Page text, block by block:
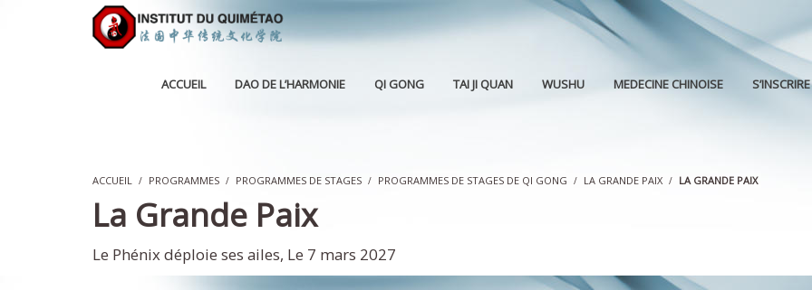
ACCUEIL DAO DE L’HARMONIE QI GONG TAI JI QUAN WUSHU MEDECINE CHINOISE S’INSCRIRE
ACCUEIL PROGRAMMES PROGRAMMES DE STAGES PROGRAMMES DE STAGES DE QI GONG LA GRANDE PAIX LA GRANDE PAIX
La Grande Paix
Le Phénix déploie ses ailes, Le 7 mars 2027